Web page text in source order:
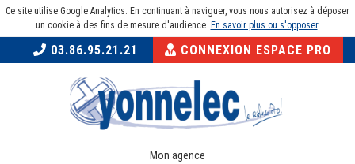
Ce site utilise Google Analytics. En continuant à naviguer, vous nous autorisez à déposer
un cookie à des fins de mesure d'audience. En savoir plus ou s'opposer.
03.86.95.21.21 CONNEXION ESPACE PRO
Mon agence